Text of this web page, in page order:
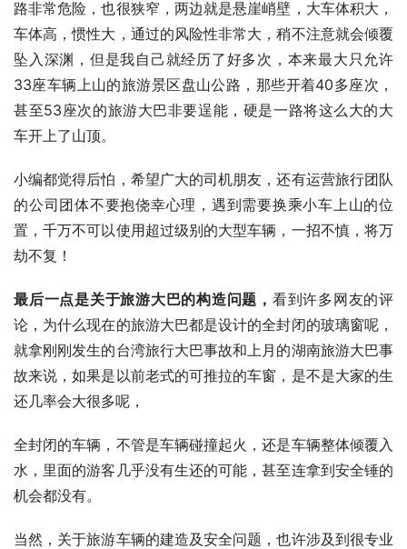
路非常危险，也很狭窄，两边就是悬崖峭壁，大车体积大，
车体高，惯性大，通过的风险性非常大，稍不注意就会倾覆
坠入深渊，但是我自己就经历了好多次，本来最大只允许
33座车辆上山的旅游景区盘山公路，那些开着40多座次，
甚至53座次的旅游大巴非要逞能，硬是一路将这么大的大
车开上了山顶。
小编都觉得后怕，希望广大的司机朋友，还有运营旅行团队
的公司团体不要抱侥幸心理，遇到需要换乘小车上山的位
置，千万不可以使用超过级别的大型车辆，一招不慎，将万
劫不复！
最后一点是关于旅游大巴的构造问题， 看到许多网友的评
论，为什么现在的旅游大巴都是设计的全封闭的玻璃窗呢，
就拿刚刚发生的台湾旅行大巴事故和上月的湖南旅游大巴事
故来说，如果是以前老式的可推拉的车窗，是不是大家的生
还几率会大很多呢，
全封闭的车辆，不管是车辆碰撞起火，还是车辆整体倾覆入
水，里面的游客几乎没有生还的可能，甚至连拿到安全锤的
机会都没有。
当然，关于旅游车辆的建造及安全问题，也许涉及到很专业